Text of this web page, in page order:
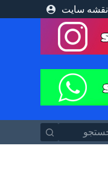
نقشه سایت